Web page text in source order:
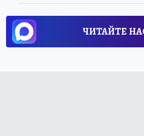
ЧИТАЙТЕ